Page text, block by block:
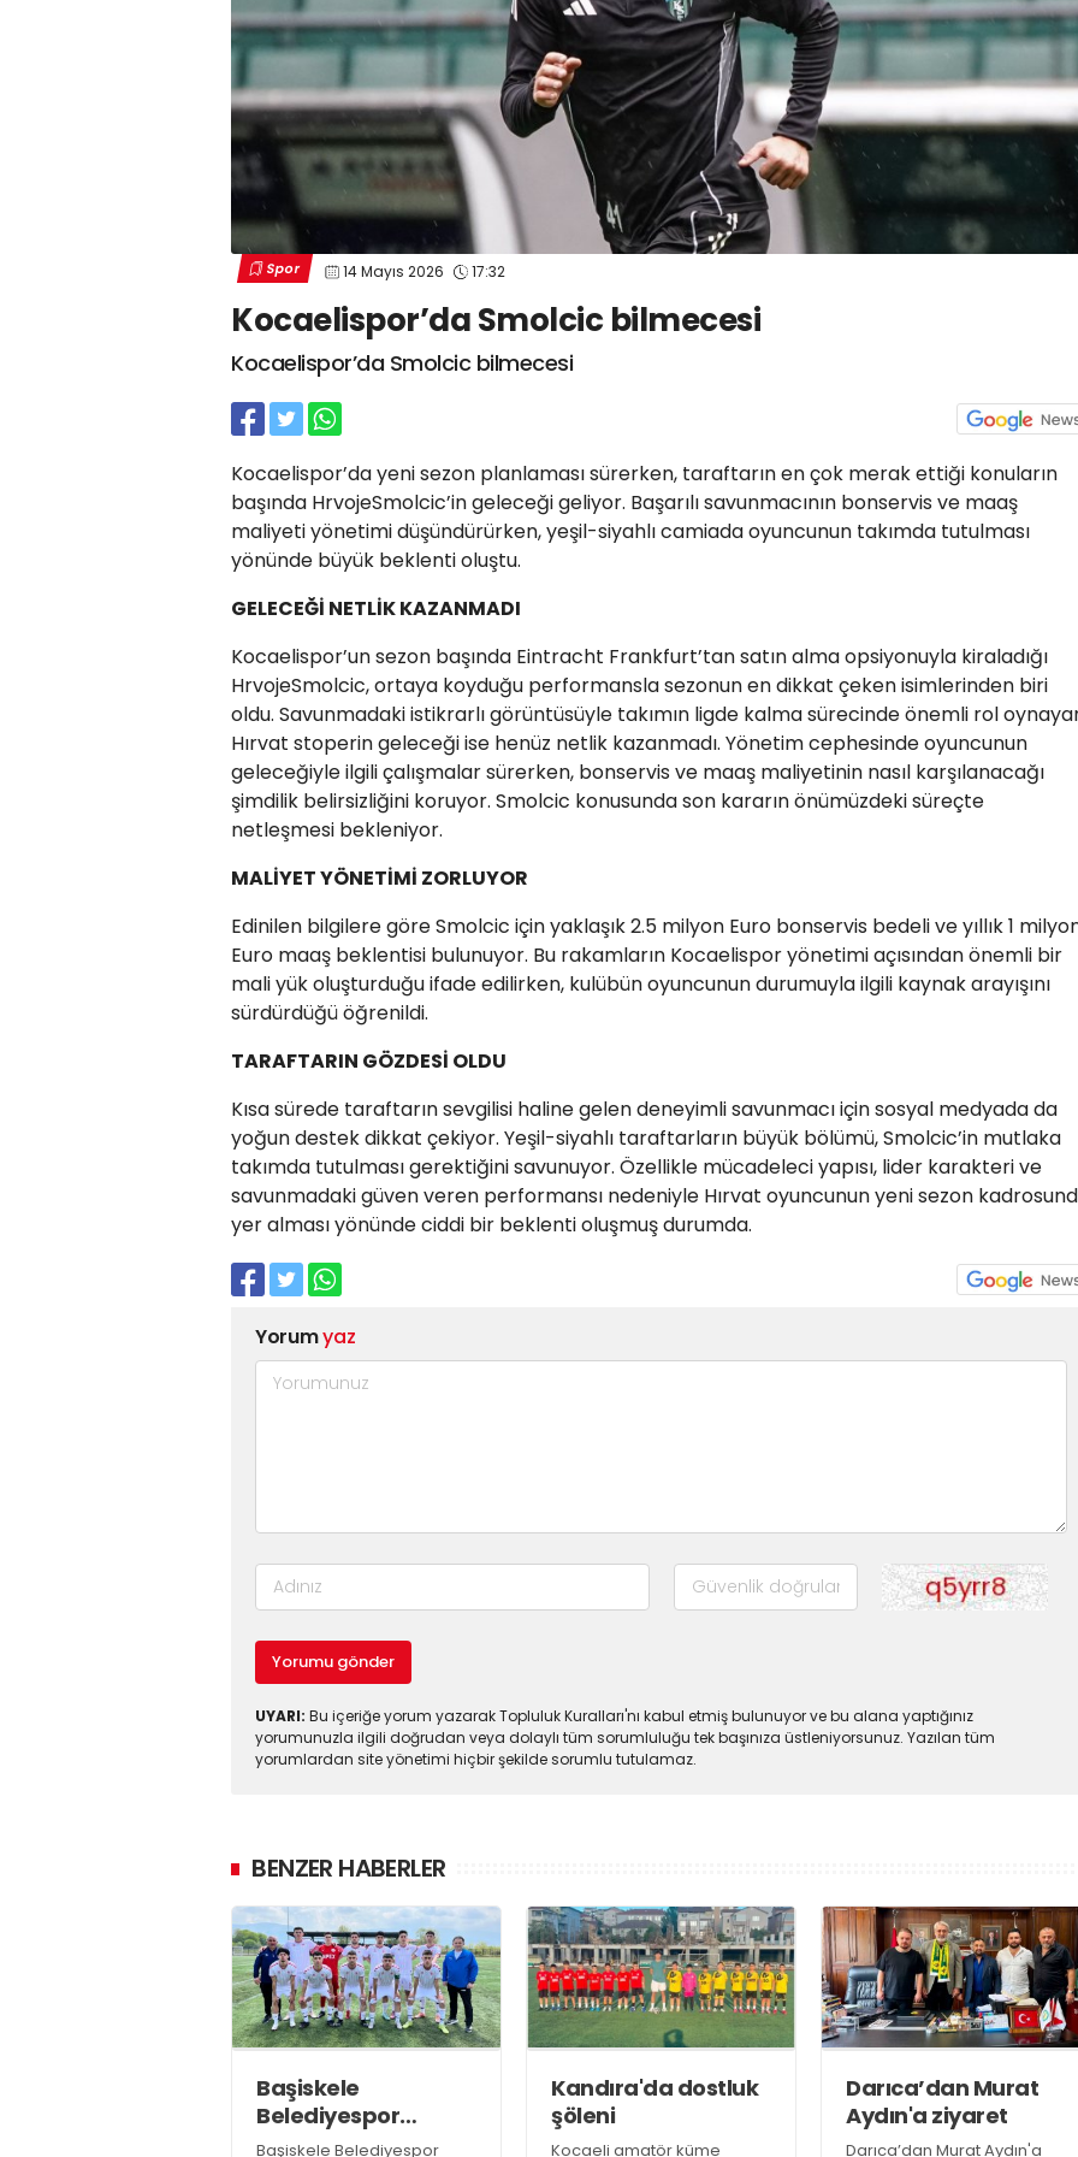
Spor 14 Mayıs 2026 17:32
Kocaelispor’da Smolcic bilmecesi
Kocaelispor’da Smolcic bilmecesi
Kocaelispor’da yeni sezon planlaması sürerken, taraftarın en çok merak ettiği konuların
başında HrvojeSmolcic’in geleceği geliyor. Başarılı savunmacının bonservis ve maaş
maliyeti yönetimi düşündürürken, yeşil-siyahlı camiada oyuncunun takımda tutulması
yönünde büyük beklenti oluştu.
GELECEĞİ NETLİK KAZANMADI
Kocaelispor’un sezon başında Eintracht Frankfurt’tan satın alma opsiyonuyla kiraladığı
HrvojeSmolcic, ortaya koyduğu performansla sezonun en dikkat çeken isimlerinden biri
oldu. Savunmadaki istikrarlı görüntüsüyle takımın ligde kalma sürecinde önemli rol
Hırvat stoperin geleceği ise henüz netlik kazanmadı. Yönetim cephesinde oyuncunun
geleceğiyle ilgili çalışmalar sürerken, bonservis ve maaş maliyetinin nasıl karşılanacağı
şimdilik belirsizliğini koruyor. Smolcic konusunda son kararın önümüzdeki süreçte
netleşmesi bekleniyor.
MALİYET YÖNETİMİ ZORLUYOR
Edinilen bilgilere göre Smolcic için yaklaşık 2.5 milyon Euro bonservis bedeli ve yıllık 1
Euro maaş beklentisi bulunuyor. Bu rakamların Kocaelispor yönetimi açısından önemli bir
mali yük oluşturduğu ifade edilirken, kulübün oyuncunun durumuyla ilgili kaynak arayışını
sürdürdüğü öğrenildi.
TARAFTARIN GÖZDESİ OLDU
Kısa sürede taraftarın sevgilisi haline gelen deneyimli savunmacı için sosyal medyada da
yoğun destek dikkat çekiyor. Yeşil-siyahlı taraftarların büyük bölümü, Smolcic’in mutlaka
takımda tutulması gerektiğini savunuyor. Özellikle mücadeleci yapısı, lider karakteri ve
savunmadaki güven veren performansı nedeniyle Hırvat oyuncunun yeni sezon
yer alması yönünde ciddi bir beklenti oluşmuş durumda.
Yorumyaz
Yorumu gönder
UYARI: Bu içeriğe yorum yazarak Topluluk Kuralları'nı kabul etmiş bulunuyor ve bu alana yaptığınız
yorumunuzla ilgili doğrudan veya dolaylı tüm sorumluluğu tek başınıza üstleniyorsunuz. Yazılan tüm
yorumlardan site yönetimi hiçbir şekilde sorumlu tutulamaz.
BENZER HABERLER
Başiskele
Belediyespor
Gelişim Ligi’ne hazır
Başiskele Belediyespor
Kandıra'da dostluk
şöleni
Kocaeli amatör küme
Darıca’dan Murat
Aydın'a ziyaret
Darıca’dan Murat Aydın'a